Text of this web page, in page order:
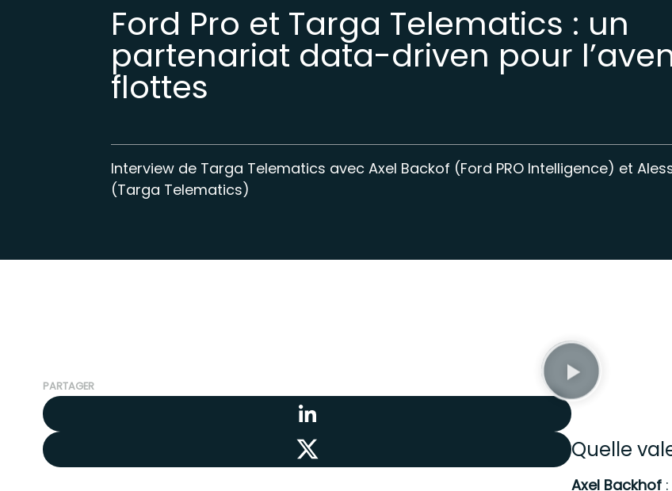
Ford Pro et Targa Telematics : un
partenariat data-driven pour
flottes
Interview de Targa Telematics avec Axel Backof (Ford PRO Intelligence) et
(Targa Telematics)
PARTAGER
Quelle
Axel Backhof